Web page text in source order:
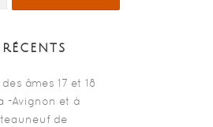
RÉCENTS
âmes 17 et 18
-Avignon et à
de